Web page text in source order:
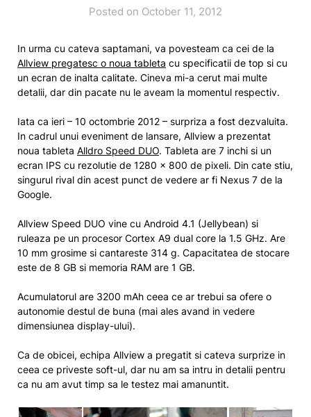
Posted on October 11, 2012
In urma cu cateva saptamani, va povesteam ca cei de la
Allview pregatesc o noua tableta cu specificatii de top si cu
un ecran de inalta calitate. Cineva mi-a cerut mai multe
detalii, dar din pacate nu le aveam la momentul respectiv.
Iata ca ieri – 10 octombrie 2012 – surpriza a fost dezvaluita.
In cadrul unui eveniment de lansare, Allview a prezentat
noua tableta Alldro Speed DUO. Tableta are 7 inchi si un
ecran IPS cu rezolutie de 1280 x 800 de pixeli. Din cate stiu,
singurul rival din acest punct de vedere ar fi Nexus 7 de la
Google.
Allview Speed DUO vine cu Android 4.1 (Jellybean) si
ruleaza pe un procesor Cortex A9 dual core la 1.5 GHz. Are
10 mm grosime si cantareste 314 g. Capacitatea de stocare
este de 8 GB si memoria RAM are 1 GB.
Acumulatorul are 3200 mAh ceea ce ar trebui sa ofere o
autonomie destul de buna (mai ales avand in vedere
dimensiunea display-ului).
Ca de obicei, echipa Allview a pregatit si cateva surprize in
ceea ce priveste soft-ul, dar nu am sa intru in detalii pentru
ca nu am avut timp sa le testez mai amanuntit.